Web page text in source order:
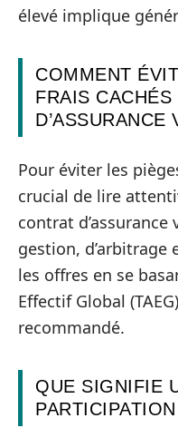
élevé implique
COMMENT
FRAIS
D’ASSURANCE
Pour éviter les
crucial de lire
contrat
gestion, d’arbitrage
les offres en se
Effectif Global
recommandé.
QUE SIGNIFIE